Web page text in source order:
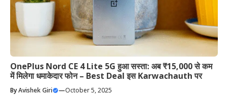
OnePlus Nord CE 4 Lite 5G हुआ सस्ता: अब ₹15,000 से कम
में मिलेगा धमाकेदार फोन – Best Deal इस Karwachauth पर
ByAvishek Giri —October 5, 2025